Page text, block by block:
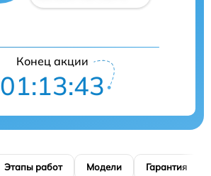
Конец акции
01:13:42
Этапы работ Модели Гарантия